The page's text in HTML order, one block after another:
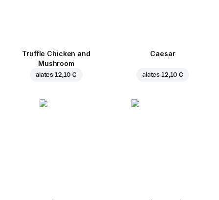
Truffle Chicken and
Mushroom
alates 12,10 €
Caesar
alates 12,10 €